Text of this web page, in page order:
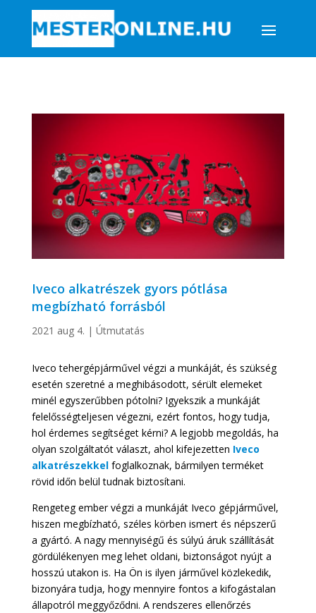
Iveco alkatrészek gyors pótlása
megbízható forrásból
2021 aug 4. | Útmutatás
Iveco tehergépjárművel végzi a munkáját, és szükség
esetén szeretné a meghibásodott, sérült elemeket
minél egyszerűbben pótolni? Igyekszik a munkáját
felelősségteljesen végezni, ezért fontos, hogy tudja,
hol érdemes segítséget kérni? A legjobb megoldás, ha
olyan szolgáltatót választ, ahol kifejezetten Iveco
alkatrészekkel foglalkoznak, bármilyen terméket
rövid időn belül tudnak biztosítani.
Rengeteg ember végzi a munkáját Iveco gépjárművel,
hiszen megbízható, széles körben ismert és népszerű
a gyártó. A nagy mennyiségű és súlyú áruk szállítását
gördülékenyen meg lehet oldani, biztonságot nyújt a
hosszú utakon is. Ha Ön is ilyen járművel közlekedik,
bizonyára tudja, hogy mennyire fontos a kifogástalan
állapotról meggyőződni. A rendszeres ellenőrzés